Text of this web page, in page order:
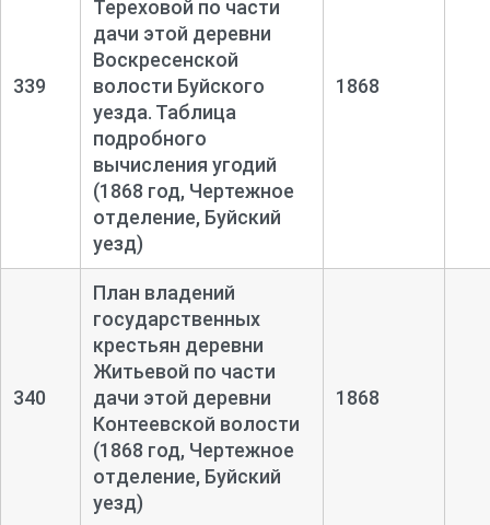
339
Тереховой по части
дачи этой деревни
Воскресенской
волости Буйского
уезда. Таблица
подробного
вычисления угодий
(1868 год, Чертежное
отделение, Буйский
уезд)
1868
340
План владений
государственных
крестьян деревни
Житьевой по части
дачи этой деревни
Контеевской волости
(1868 год, Чертежное
отделение, Буйский
уезд)
1868